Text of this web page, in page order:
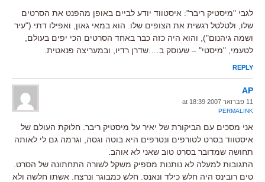
לגבי "מיסטיק ריבר": איסטווד יודע לביים באופן מהפנט את הסרטים
שלו, ולטלטל רגשית את הצופים שלו. הוא במאי גאון, ואפילו דתי ("עיר
ושמה גיהנום"), והוא היה כזה כבר באחד הסרטים הכי יפים בעולם,
לטעמי, "מיסטי" – שעוסק ב….שדרן רדיו, ובמעריצה פנאטית.
REPLY
AP
11 פברואר 2007 at 18:39
PERMALINK
אני מסכים עם הביקורת של יאיר על מיסטיק ריבר. חלוקת העולם של
איסטווד בסרט לטורפים ונטרפים היא בוטה וגסה, וגרמה גם לי לאותה
תחושה שמדובר בסרט טוב שאני לא אוהב.
התגובות למעלה לא נותנות מספיק משקל לשורה התחתונה של הסרט.
טים רובינס היה חלש כילד ונאנס. חלש כמבוגר ונרצח. אשתו חלשה ולא